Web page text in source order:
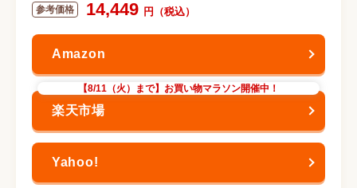
14,449
【8/11（火）まで】お買い物マラソン開催中！